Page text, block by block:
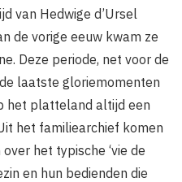
van Hedwige d’Ursel
de vorige eeuw kwam ze
Deze periode, net voor de
laatste gloriemomenten
het platteland altijd een
het familiearchief komen
het typische ‘vie de
en hun bedienden die